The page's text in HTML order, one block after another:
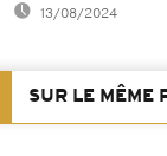
13/08/2024
SUR LE MÊME